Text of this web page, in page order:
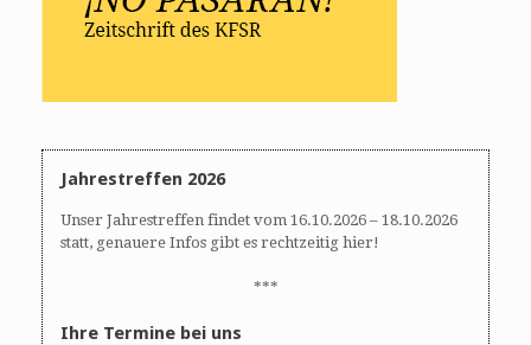
Jahrestreffen 2026
Unser Jahrestreffen findet vom 16.10.2026 – 18.10.2026
statt, genauere Infos gibt es rechtzeitig hier!
***
Ihre Termine bei uns